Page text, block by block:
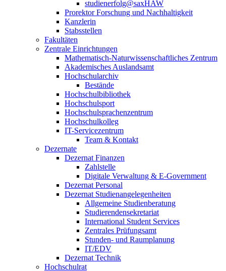
studienerfolg@saxHAW
Prorektor Forschung und Nachhaltigkeit
Kanzlerin
Stabsstellen
Fakultäten
Zentrale Einrichtungen
Mathematisch-Naturwissenschaftliches Zentrum
Akademisches Auslandsamt
Hochschularchiv
Bestände
Hochschulbibliothek
Hochschulsport
Hochschulsprachenzentrum
Hochschulkolleg
IT-Servicezentrum
Team & Kontakt
Dezernate
Dezernat Finanzen
Zahlstelle
Digitale Verwaltung & E-Government
Dezernat Personal
Dezernat Studienangelegenheiten
Allgemeine Studienberatung
Studierendensekretariat
International Student Services
Zentrales Prüfungsamt
Stunden- und Raumplanung
IT/EDV
Dezernat Technik
Hochschulrat